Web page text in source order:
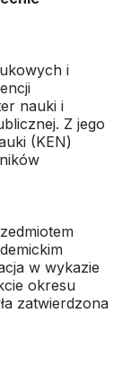
i
nauki i
Z jego
(KEN)
w wykazie
okresu
zatwierdzona